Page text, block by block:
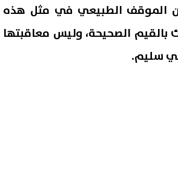
الموقف الطبيعي في مثل هذه
بالقيم الصحيحة، وليس معاقبتها
سليم.